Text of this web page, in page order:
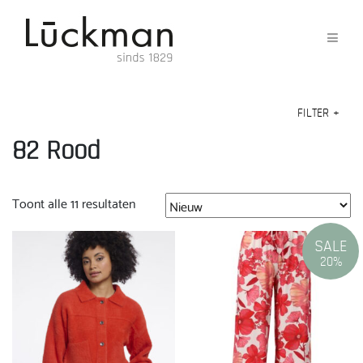
FILTER +
82 Rood
Toont alle 11 resultatenGesorteerd
SALE
20%